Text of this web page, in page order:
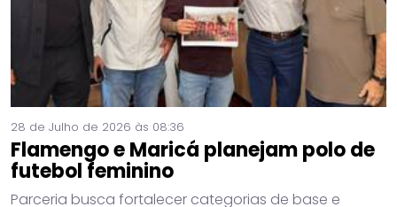
28 de Julho de 2026 às 08:36
Flamengo e Maricá planejam polo de
futebol feminino
Parceria busca fortalecer categorias de base e